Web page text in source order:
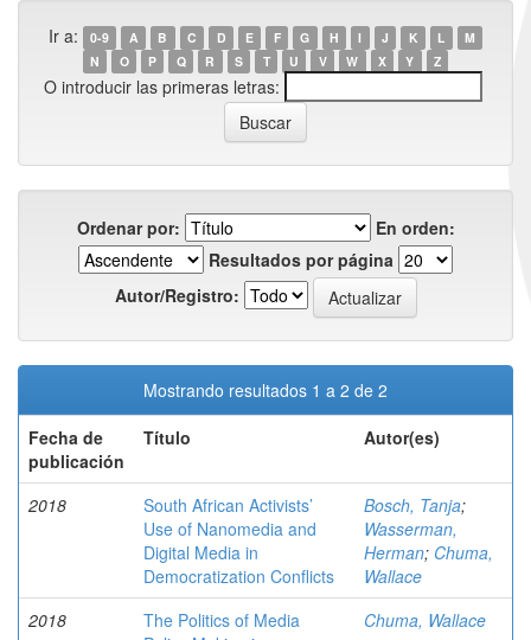
Ir a: 0-9 A B C D E F G H I J K L
M
N
O P Q R S T U V W X Y Z
O introducir las primeras letras:
Ordenar por:
En orden:
Resultados por página
Autor/Registro:
Mostrando resultados 1 a 2 de 2
Fecha de
publicación
Título Autor(es)
2018
South African Activists’
Use of Nanomedia and
Digital Media in
Democratization Conflicts
Bosch, Tanja;
Wasserman,
Herman; Chuma,
Wallace
2018
The Politics of Media
Chuma, Wallace